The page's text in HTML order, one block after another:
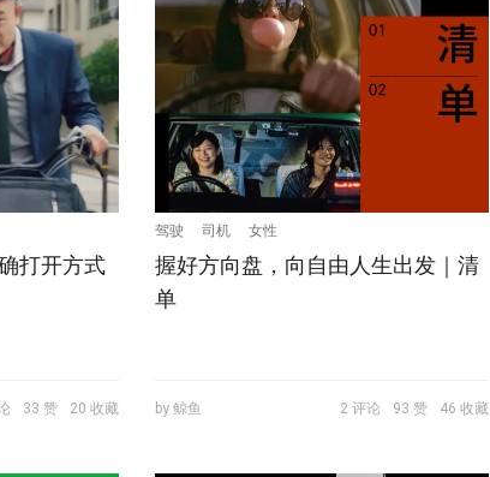
打开方式
33 赞 20 收藏
驾驶 司机 女性
握好方向盘，向自由人生出发｜清
单
by 鲸鱼 2 评论 93 赞 46 收藏